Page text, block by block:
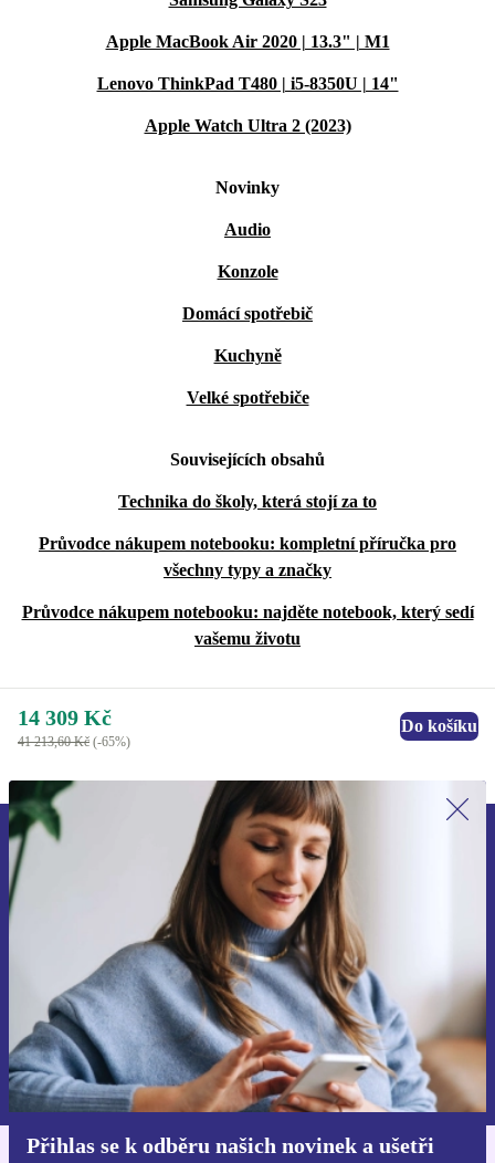
Apple MacBook Air 2020 | 13.3" | M1
Lenovo ThinkPad T480 | i5-8350U | 14"
Apple Watch Ultra 2 (2023)
Novinky
Audio
Konzole
Domácí spotřebič
Kuchyně
Velké spotřebiče
Souvisejících obsahů
Technika do školy, která stojí za to
Průvodce nákupem notebooku: kompletní příručka pro
všechny typy a značky
Průvodce nákupem notebooku: najděte notebook, který sedí
vašemu životu
14 309 Kč
41 213,60 Kč (-65%)
Do košíku
Přihlas se k odběru našich novinek a ušetři
Přihlas se k odběru našich novinek a
ušetři 400 Kč!
Už nikdy nepromeškej žádnou nabídku.
Chci voucher
Informace o použití osobních údajů najdeš v našich
Zásadách ochrany osobních údajů.